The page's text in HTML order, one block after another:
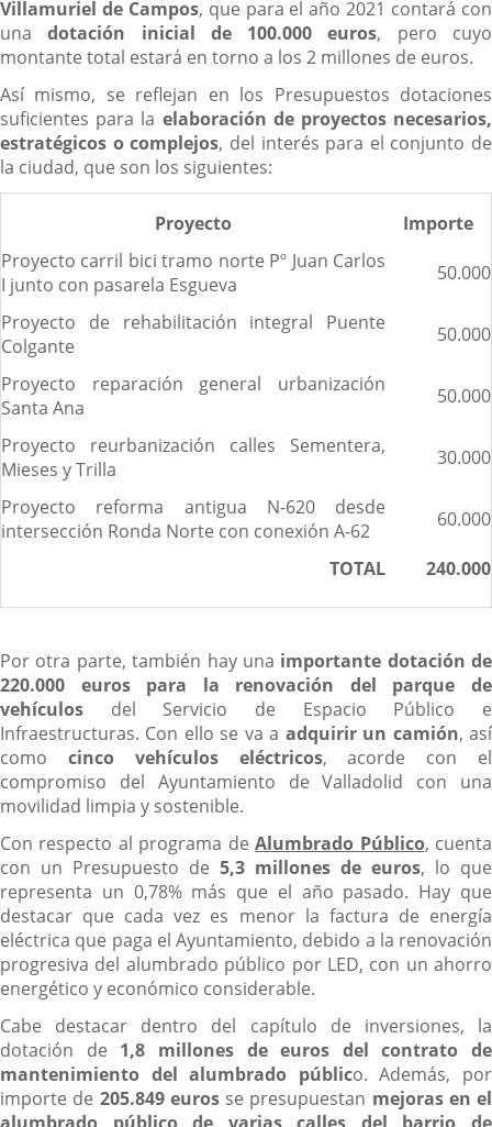
Villamuriel de Campos, que para el año 2021 contará con
unadotación inicial de 100.000 euros, pero cuyo
montante total estará en torno a los 2 millones de euros.
Así mismo, se reflejan en los Presupuestos dotaciones
suficientes para la elaboración de proyectos necesarios,
estratégicos o complejos, del interés para el conjunto de
la ciudad, que son los siguientes:
Proyecto
Importe
Proyecto carril bici tramo norte Pº Juan Carlos
I junto con pasarela Esgueva
50.000
Proyecto de rehabilitación integral Puente
Colgante
50.000
Proyecto reparación general urbanización
Santa Ana
50.000
Proyecto reurbanización calles Sementera,
Mieses y Trilla
30.000
Proyecto reforma antigua N-620 desde
intersección Ronda Norte con conexión A-62
60.000
TOTAL 240.000
Por otra parte, también hay una importante dotación de
220.000 euros para la renovación del parque de
vehículos del Servicio de Espacio Público e
Infraestructuras. Con ello se va a adquirir un camión, así
como cinco vehículos eléctricos, acorde con el
compromiso del Ayuntamiento de Valladolid con una
movilidad limpia y sostenible.
Con respecto al programa deAlumbrado Público, cuenta
con un Presupuesto de 5,3 millones de euros, lo que
representa un 0,78% más que el año pasado. Hay que
destacar que cada vez es menor la factura de energía
eléctrica que paga el Ayuntamiento, debido a la renovación
progresiva del alumbrado público por LED, con un ahorro
energético y económico considerable.
Cabe destacar dentro del capítulo de inversiones, la
dotación de 1,8 millones de euros del contrato de
mantenimiento del alumbrado público. Además, por
importe de 205.849 eurosse presupuestan mejoras en el